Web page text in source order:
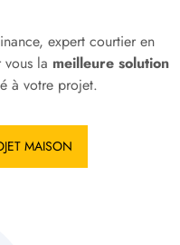
expert courtier en
la meilleure solution
à votre projet.
MAISON